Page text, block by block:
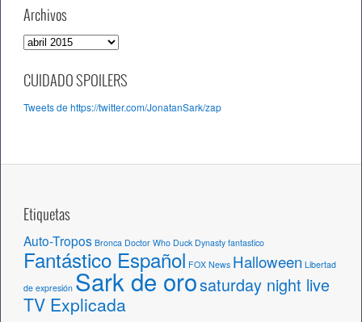
Archivos
A
c
i
CUIDADO SPOILERS
Tweets de https://twitter.com/JonatanSark/zap
Etiquetas
Auto-Tropos Bronca Doctor Who Duck Dynasty fantastico
Fantástico Español FOX News Halloween Libertad
de expresión Sark de orosaturday night live
TV Explicada